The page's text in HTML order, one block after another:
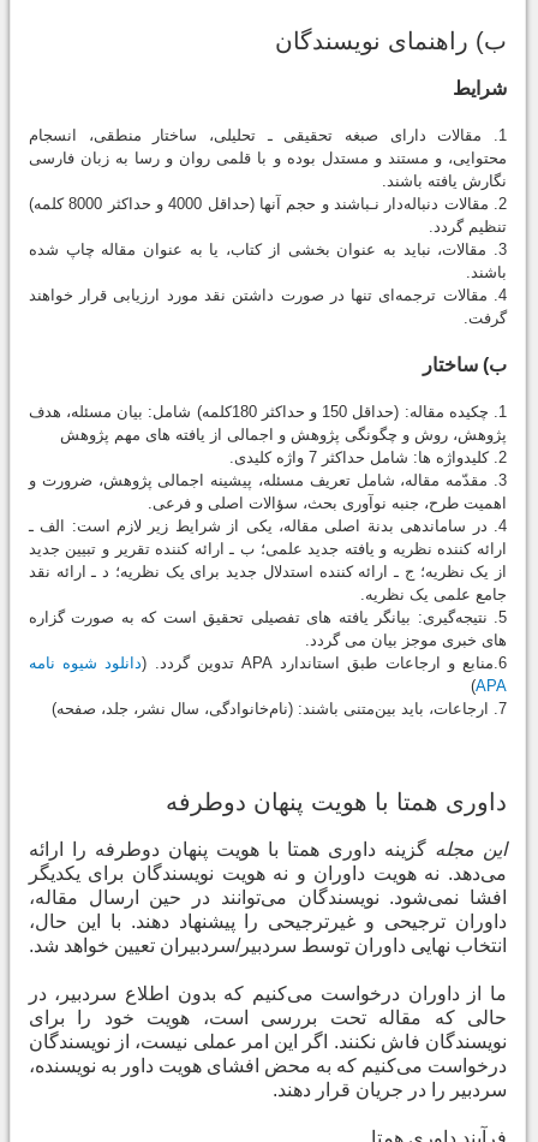
ب) راهنمای نویسندگان
شرایط
1. مقالات دارای صبغه تحقیقی ـ تحلیلی، ساختار منطقی، انسجام
محتوایی، و مستند و مستدل بوده و با قلمی روان و رسا به زبان فارسی
نگارش یافته باشند.
2. مقالات دنباله‌دار نـباشند و حجم آنها (حداقل 4000 و حداکثر 8000 کلمه)
تنظیم گردد.
3. مقالات، نباید به عنوان بخشی از کتاب، یا به عنوان مقاله چاپ شده
باشند.
4. مقالات ترجمه‌ای تنها در صورت داشتن نقد مورد ارزیابی قرار خواهند
گرفت.
ب) ساختار
1. چکیده مقاله: (حداقل 150 و حداکثر 180کلمه) شامل: بیان مسئله، هدف
پژوهش، روش و چگونگی پژوهش و اجمالی از یافته‏ های مهم پژوهش
2. کلیدواژه ‏ها: شامل حداکثر 7 واژه کلیدی.
3. مقدّمه مقاله، شامل تعریف مسئله، پیشینه اجمالی پژوهش، ضرورت و
اهمیت طرح، جنبه نوآوری بحث، سؤالات اصلی و فرعی.
4. در سامان‏دهی بدنة اصلی مقاله، یکی از شرایط زیر لازم است: الف ـ
ارائه کننده نظریه و یافته جدید علمی؛ ب ـ ارائه کننده تقریر و تبیین جدید
از یک نظریه؛ ج ـ ارائه کننده استدلال جدید برای یک نظریه؛ د ـ ارائه نقد
جامع علمی یک نظریه.
5. نتیجه‌گیری: بیانگر یافته ‏های تفصیلی تحقیق است که به صورت گزاره
‏های خبری موجز بیان می‏ گردد.
6.منابع و ارجاعات طبق استاندارد APA تدوین گردد. (
دانلود شیوه نامه
APA
)
7. ارجاعات، باید بین‌متنی باشند: (نام‌خانوادگی، سال نشر، جلد، صفحه)
داوری همتا با هویت پنهان دوطرفه
این مجلهگزینه داوری همتا با هویت پنهان دوطرفه را ارائه
می‌دهد. نه هویت داوران و نه هویت نویسندگان برای یکدیگر
افشا نمی‌شود. نویسندگان می‌توانند در حین ارسال مقاله،
داوران ترجیحی و غیرترجیحی را پیشنهاد دهند. با این حال،
انتخاب نهایی داوران توسط سردبیر/سردبیران تعیین خواهد شد.
ما از داوران درخواست می‌کنیم که بدون اطلاع سردبیر، در
حالی که مقاله تحت بررسی است، هویت خود را برای
نویسندگان فاش نکنند. اگر این امر عملی نیست، از نویسندگان
درخواست می‌کنیم که به محض افشای هویت داور به نویسنده،
سردبیر را در جریان قرار دهند.
فرآیند داوری همتا